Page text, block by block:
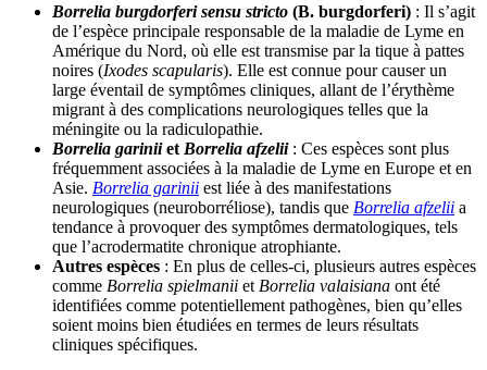
Borrelia burgdorferi sensu stricto (B. burgdorferi) : Il s’agit
de l’espèce principale responsable de la maladie de Lyme en
Amérique du Nord, où elle est transmise par la tique à pattes
noires (Ixodes scapularis). Elle est connue pour causer un
large éventail de symptômes cliniques, allant de l’érythème
migrant à des complications neurologiques telles que la
méningite ou la radiculopathie.
Borrelia gariniiet Borrelia afzelii: Ces espèces sont plus
fréquemment associées à la maladie de Lyme en Europe et en
Asie. Borrelia garinii est liée à des manifestations
neurologiques (neuroborréliose), tandis que Borrelia afzelii a
tendance à provoquer des symptômes dermatologiques, tels
que l’acrodermatite chronique atrophiante.
Autres espèces : En plus de celles-ci, plusieurs autres espèces
comme Borrelia spielmanii et Borrelia valaisiana ont été
identifiées comme potentiellement pathogènes, bien qu’elles
soient moins bien étudiées en termes de leurs résultats
cliniques spécifiques.